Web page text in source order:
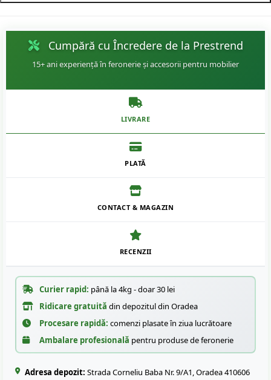
Cumpără cu Încredere de la Prestrend
15+ ani experiență în feronerie și accesorii pentru mobilier
LIVRARE
PLATĂ
CONTACT & MAGAZIN
RECENZII
Curier rapid: până la 4kg - doar 30 lei
Ridicare gratuită din depozitul din Oradea
Procesare rapidă: comenzi plasate în ziua lucrătoare
Ambalare profesională pentru produse de feronerie
Adresa depozit: Strada Corneliu Baba Nr. 9/A1, Oradea 410606